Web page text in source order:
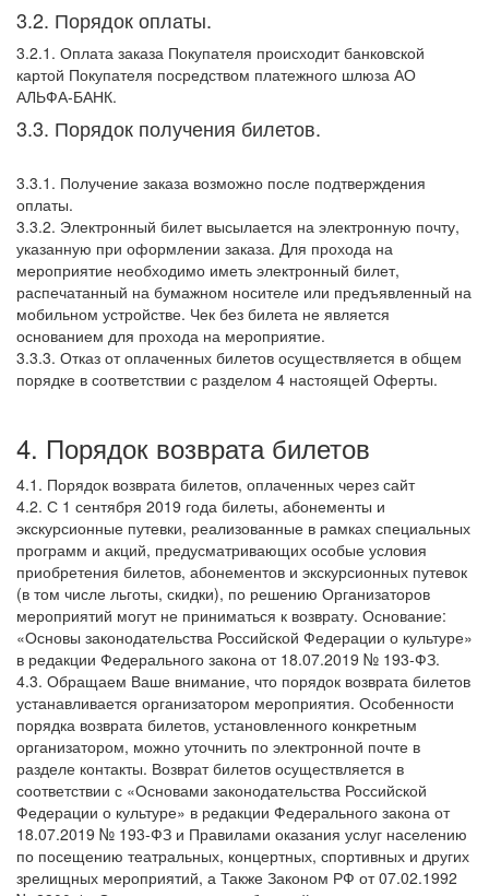
3.2. Порядок оплаты.
3.2.1. Оплата заказа Покупателя происходит банковской
картой Покупателя посредством платежного шлюза АО
АЛЬФА-БАНК.
3.3. Порядок получения билетов.
3.3.1. Получение заказа возможно после подтверждения
оплаты.
3.3.2. Электронный билет высылается на электронную почту,
указанную при оформлении заказа. Для прохода на
мероприятие необходимо иметь электронный билет,
распечатанный на бумажном носителе или предъявленный на
мобильном устройстве. Чек без билета не является
основанием для прохода на мероприятие.
3.3.3. Отказ от оплаченных билетов осуществляется в общем
порядке в соответствии с разделом 4 настоящей Оферты.
4. Порядок возврата билетов
4.1. Порядок возврата билетов, оплаченных через сайт
4.2. С 1 сентября 2019 года билеты, абонементы и
экскурсионные путевки, реализованные в рамках специальных
программ и акций, предусматривающих особые условия
приобретения билетов, абонементов и экскурсионных путевок
(в том числе льготы, скидки), по решению Организаторов
мероприятий могут не приниматься к возврату. Основание:
«Основы законодательства Российской Федерации о культуре»
в редакции Федерального закона от 18.07.2019 № 193-ФЗ.
4.3. Обращаем Ваше внимание, что порядок возврата билетов
устанавливается организатором мероприятия. Особенности
порядка возврата билетов, установленного конкретным
организатором, можно уточнить по электронной почте в
разделе контакты. Возврат билетов осуществляется в
соответствии с «Основами законодательства Российской
Федерации о культуре» в редакции Федерального закона от
18.07.2019 № 193-ФЗ и Правилами оказания услуг населению
по посещению театральных, концертных, спортивных и других
зрелищных мероприятий, а Также Законом РФ от 07.02.1992